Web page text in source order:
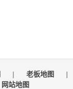
| 老板地图
|
网站地图